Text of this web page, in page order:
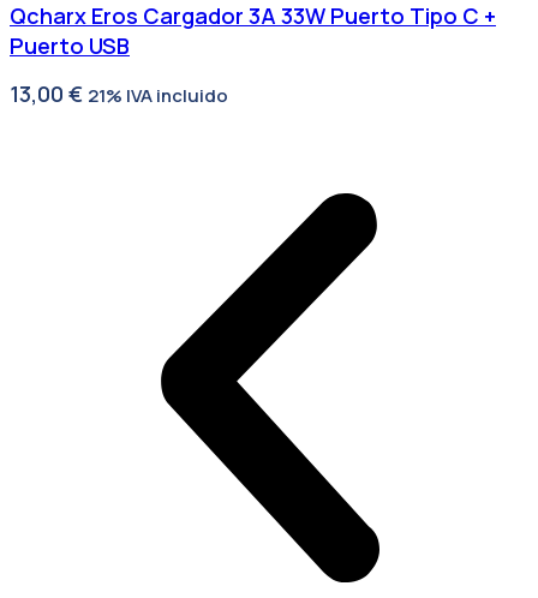
Qcharx Eros Cargador 3A 33W Puerto Tipo C +
Puerto USB
13,00 € 21% IVA incluido